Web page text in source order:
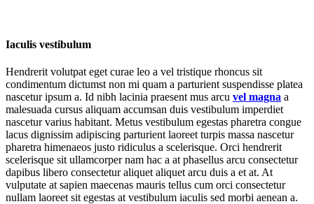
Iaculis vestibulum
Hendrerit volutpat eget curae leo a vel tristique rhoncus sit
condimentum dictumst non mi quam a parturient suspendisse platea
nascetur ipsum a. Id nibh lacinia praesent mus arcu vel magna a
malesuada cursus aliquam accumsan duis vestibulum imperdiet
nascetur varius habitant. Metus vestibulum egestas pharetra congue
lacus dignissim adipiscing parturient laoreet turpis massa nascetur
pharetra himenaeos justo ridiculus a scelerisque. Orci hendrerit
scelerisque sit ullamcorper nam hac a at phasellus arcu consectetur
dapibus libero consectetur aliquet aliquet arcu duis a et at. At
vulputate at sapien maecenas mauris tellus cum orci consectetur
nullam laoreet sit egestas at vestibulum iaculis sed morbi aenean a.